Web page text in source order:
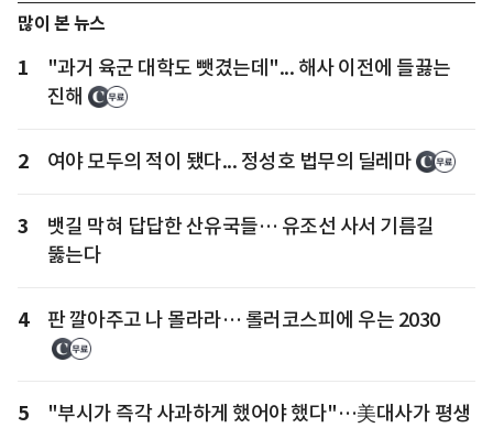
많이 본 뉴스
1
"과거 육군 대학도 뺏겼는데"... 해사 이전에 들끓는
진해
2 여야 모두의 적이 됐다... 정성호 법무의 딜레마
3
뱃길 막혀 답답한 산유국들… 유조선 사서 기름길
뚫는다
4 판 깔아주고 나 몰라라… 롤러코스피에 우는 2030
5
"부시가 즉각 사과하게 했어야 했다"…美대사가 평생